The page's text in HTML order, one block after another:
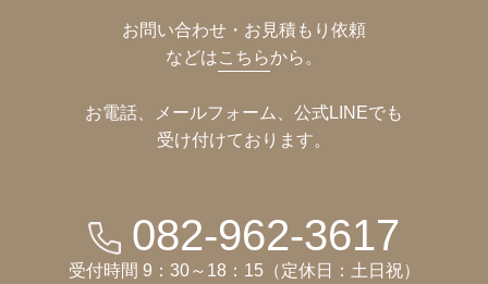
お問い合わせ・お見積もり依頼
などはこちらから。
お電話、メールフォーム、公式LINEでも
受け付けております。
082-962-3617
受付時間 9：30～18：15（定休日：土日祝）